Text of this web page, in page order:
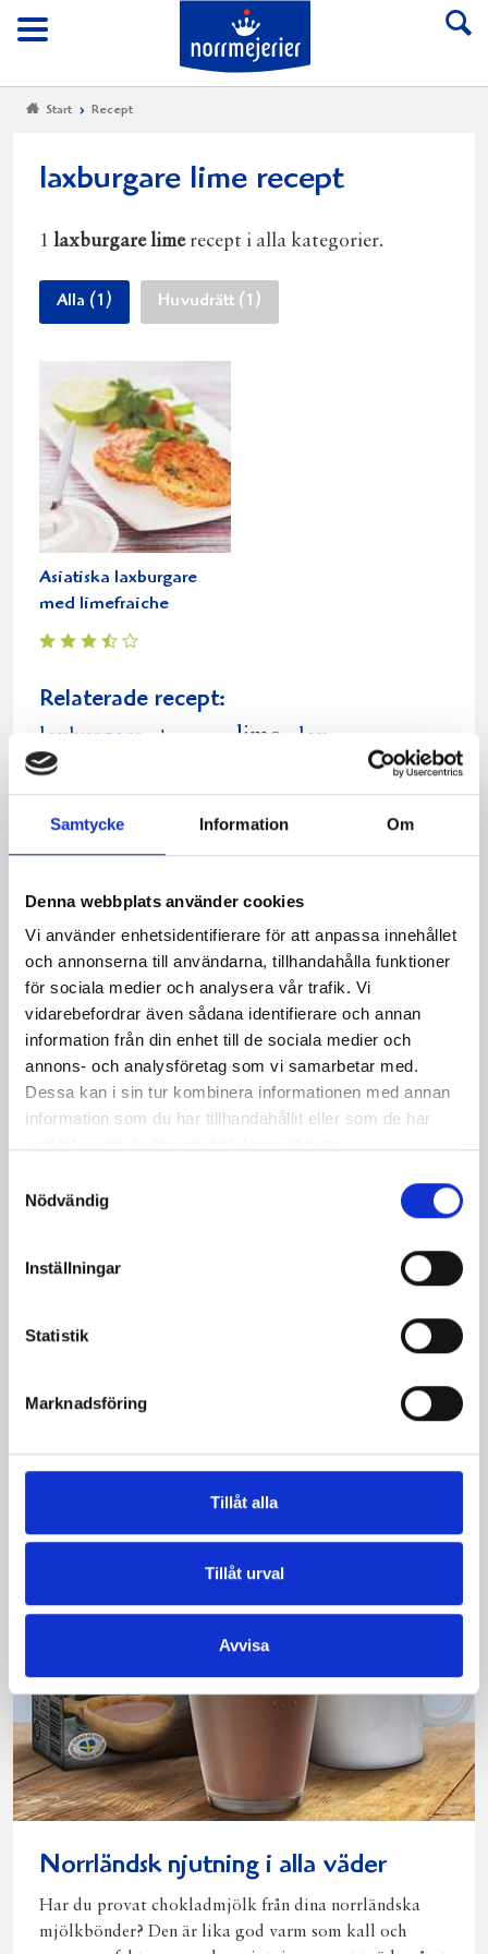
Samtycke Information Om
Denna webbplats använder cookies
Vi använder enhetsidentifierare för att anpassa innehållet
och annonserna till användarna, tillhandahålla funktioner
för sociala medier och analysera vår trafik. Vi
vidarebefordrar även sådana identifierare och annan
information från din enhet till de sociala medier och
annons- och analysföretag som vi samarbetar med.
Dessa kan i sin tur kombinera informationen med annan
information som du har tillhandahållit eller som de har
Nödvändig
Inställningar
Statistik
Marknadsföring
Tillåt alla
Tillåt urval
Avvisa
Meny
Till Norrmejerier
Start Recept
laxburgare lime recept
1 laxburgare limerecept i alla kategorier.
Alla (1) Huvudrätt (1)
Asiatiska laxburgare
med limefraiche
Relaterade recept:
laxburgare burgare lime lax
laxburgare limefraiche
Dela
på
Dela
på
Dela
på
via
post
Skriv
Bäst i test: Norrmejeriers laktosfria
mjölk
är bäst i smaktest när norrlänningarna sagt sitt. Fler än
200 norrlänningar fick deltog vid provsmakningen. Vår
Norrländsk njutning i alla väder
Har du provat chokladmjölk från dina norrländska
mjölkbönder? Den är lika god varm som kall och